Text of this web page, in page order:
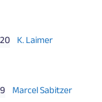
20 K. Laimer
9 Marcel Sabitzer